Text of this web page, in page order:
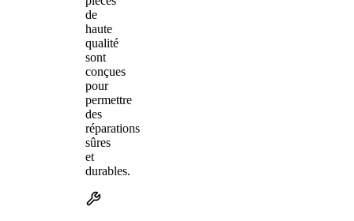
de
haute
qualité
sont
conçues
pour
permettre
des
réparations
sûres
et
durables.